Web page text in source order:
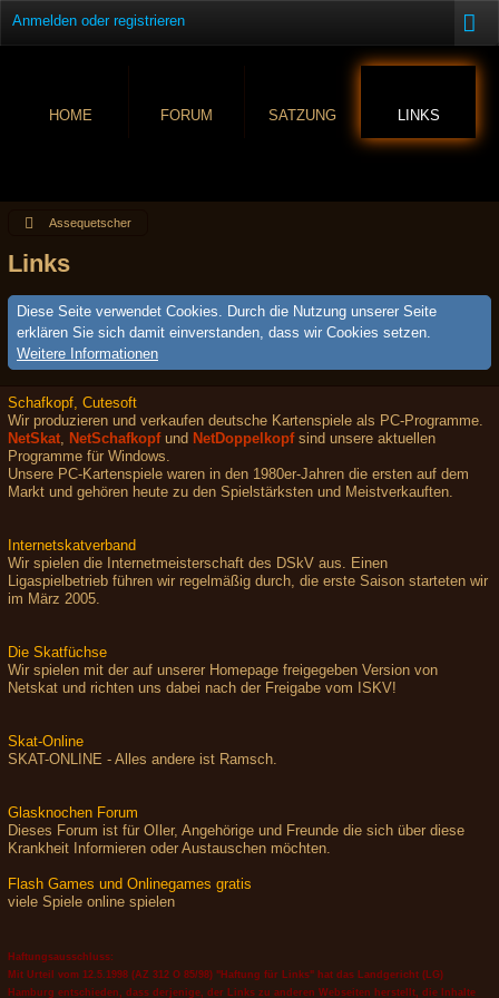
Anmelden oder registrieren
HOME FORUM SATZUNG LINKS
Assequetscher
Links
Diese Seite verwendet Cookies. Durch die Nutzung unserer Seite
erklären Sie sich damit einverstanden, dass wir Cookies setzen.
Weitere Informationen
Schafkopf, Cutesoft
Wir produzieren und verkaufen deutsche Kartenspiele als PC-Programme.
NetSkat, NetSchafkopfund NetDoppelkopf sind unsere aktuellen
Programme für Windows.
Unsere PC-Kartenspiele waren in den 1980er-Jahren die ersten auf dem
Markt und gehören heute zu den Spielstärksten und Meistverkauften.
Internetskatverband
Wir spielen die Internetmeisterschaft des DSkV aus. Einen
Ligaspielbetrieb führen wir regelmäßig durch, die erste Saison starteten wir
im März 2005.
Die Skatfüchse
Wir spielen mit der auf unserer Homepage freigegeben Version von
Netskat und richten uns dabei nach der Freigabe vom ISKV!
Skat-Online
SKAT-ONLINE - Alles andere ist Ramsch.
Glasknochen Forum
Dieses Forum ist für OIler, Angehörige und Freunde die sich über diese
Krankheit Informieren oder Austauschen möchten.
Flash Games und Onlinegames gratis
viele Spiele online spielen
Haftungsausschluss:
Mit Urteil vom 12.5.1998 (AZ 312 O 85/98) "Haftung für Links" hat das Landgericht (LG)
Hamburg entschieden, dass derjenige, der Links zu anderen Webseiten herstellt, die Inhalte